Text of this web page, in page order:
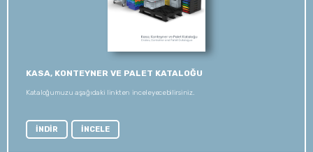
KASA, KONTEYNER VE PALET KATALOĞU
Kataloğumuzu aşağıdaki linkten inceleyecebilirsiniz.
İNDİR İNCELE